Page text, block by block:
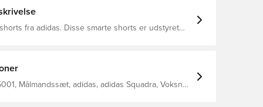
Disse smarte shorts er udstyret
eller to tal. Perfekt til initialer og nummer.
Målmandssæt, adidas, adidas Squadra, Voksne,